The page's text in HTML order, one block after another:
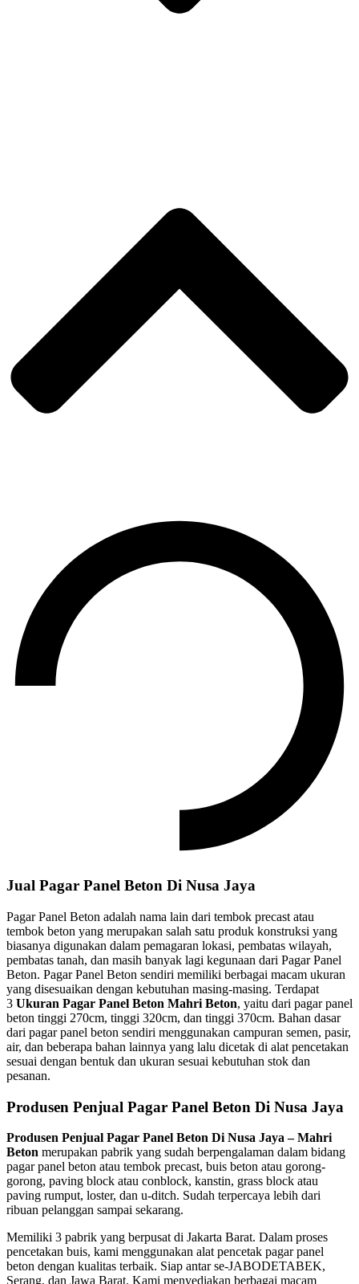
Jual Pagar Panel Beton Di Nusa Jaya
Pagar Panel Beton adalah nama lain dari tembok precast atau
tembok beton yang merupakan salah satu produk konstruksi yang
biasanya digunakan dalam pemagaran lokasi, pembatas wilayah,
pembatas tanah, dan masih banyak lagi kegunaan dari Pagar Panel
Beton. Pagar Panel Beton sendiri memiliki berbagai macam ukuran
yang disesuaikan dengan kebutuhan masing-masing. Terdapat
3 Ukuran Pagar Panel Beton Mahri Beton, yaitu dari pagar panel
beton tinggi 270cm, tinggi 320cm, dan tinggi 370cm. Bahan dasar
dari pagar panel beton sendiri menggunakan campuran semen, pasir,
air, dan beberapa bahan lainnya yang lalu dicetak di alat pencetakan
sesuai dengan bentuk dan ukuran sesuai kebutuhan stok dan
pesanan.
Produsen Penjual Pagar Panel Beton Di Nusa Jaya
Produsen Penjual Pagar Panel Beton Di Nusa Jaya – Mahri
Beton merupakan pabrik yang sudah berpengalaman dalam bidang
pagar panel beton atau tembok precast, buis beton atau gorong-
gorong, paving block atau conblock, kanstin, grass block atau
paving rumput, loster, dan u-ditch. Sudah terpercaya lebih dari
ribuan pelanggan sampai sekarang.
Memiliki 3 pabrik yang berpusat di Jakarta Barat. Dalam proses
pencetakan buis, kami menggunakan alat pencetak pagar panel
beton dengan kualitas terbaik. Siap antar se-JABODETABEK,
Serang, dan Jawa Barat. Kami menyediakan berbagai macam